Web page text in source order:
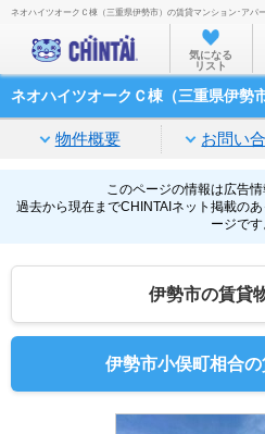
お部屋を
沿
家賃
通勤
物件
不動
TOP
ネオハイツオークＣ棟（三重県伊勢市）の賃貸マンション･アパ
気になる
リスト
ネオハイツオークＣ棟（三重県伊勢
物件概要 お問い
このページの情報は広告情
過去から現在までCHINTAIネット掲載の
ージです
伊勢市の賃貸
伊勢市小俣町相合